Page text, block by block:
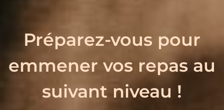
Préparez-vous pour
emmener vos repas au
suivant niveau !